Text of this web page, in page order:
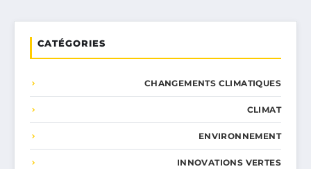
CATÉGORIES
CHANGEMENTS CLIMATIQUES
CLIMAT
ENVIRONNEMENT
INNOVATIONS VERTES